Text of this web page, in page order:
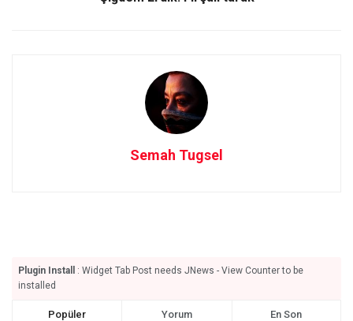
Semah Tugsel
Plugin Install
: Widget Tab Post needs JNews - View Counter to be
installed
Popüler Yorum En Son